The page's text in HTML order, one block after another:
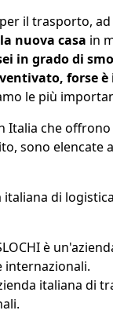
per il trasporto,
nuova casa in
in grado di
forse
le più
Italia che
sono elencate
italiana di
è
internazionali.
italiana di